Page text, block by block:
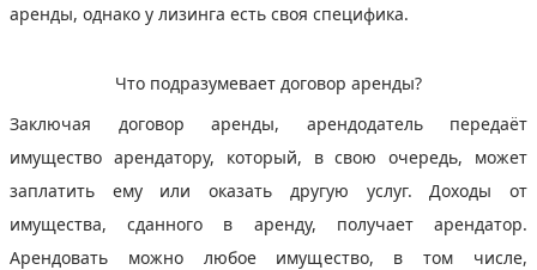
аренды, однако у лизинга есть своя специфика.
Что подразумевает договор аренды?
Заключая договор аренды, арендодатель передаёт
имущество арендатору, который, в свою очередь, может
заплатить ему или оказать другую услуг. Доходы от
имущества, сданного в аренду, получает арендатор.
Арендовать можно любое имущество, в том числе,